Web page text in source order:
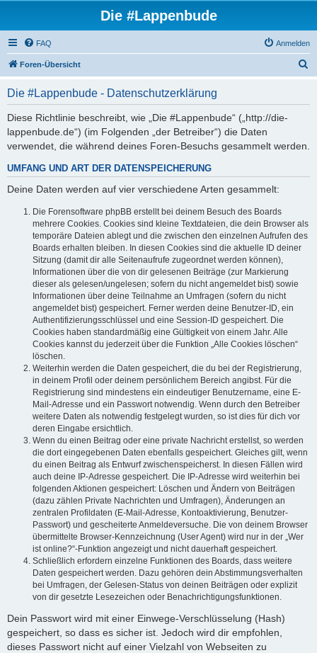
Die #Lappenbude
FAQ Anmelden
Foren-Übersicht
Die #Lappenbude - Datenschutzerklärung
Diese Richtlinie beschreibt, wie „Die #Lappenbude“ („http://die-
lappenbude.de“) (im Folgenden „der Betreiber“) die Daten
verwendet, die während deines Foren-Besuchs gesammelt werden.
UMFANG UND ART DER DATENSPEICHERUNG
Deine Daten werden auf vier verschiedene Arten gesammelt:
Die Forensoftware phpBB erstellt bei deinem Besuch des Boards
mehrere Cookies. Cookies sind kleine Textdateien, die dein Browser als
temporäre Dateien ablegt und die zwischen den einzelnen Aufrufen des
Boards erhalten bleiben. In diesen Cookies sind die aktuelle ID deiner
Sitzung (damit dir alle Seitenaufrufe zugeordnet werden können),
Informationen über die von dir gelesenen Beiträge (zur Markierung
dieser als gelesen/ungelesen; sofern du nicht angemeldet bist) sowie
Informationen über deine Teilnahme an Umfragen (sofern du nicht
angemeldet bist) gespeichert. Ferner werden deine Benutzer-ID, ein
Authentifizierungsschlüssel und eine Session-ID gespeichert. Die
Cookies haben standardmäßig eine Gültigkeit von einem Jahr. Alle
Cookies kannst du jederzeit über die Funktion „Alle Cookies löschen“
löschen.
Weiterhin werden die Daten gespeichert, die du bei der Registrierung,
in deinem Profil oder deinem persönlichem Bereich angibst. Für die
Registrierung sind mindestens ein eindeutiger Benutzername, eine E-
Mail-Adresse und ein Passwort notwendig. Wenn durch den Betreiber
weitere Daten als notwendig festgelegt wurden, so ist dies für dich vor
deren Eingabe ersichtlich.
Wenn du einen Beitrag oder eine private Nachricht erstellst, so werden
die dort eingegebenen Daten ebenfalls gespeichert. Gleiches gilt, wenn
du einen Beitrag als Entwurf zwischenspeicherst. In diesen Fällen wird
auch deine IP-Adresse gespeichert. Die IP-Adresse wird weiterhin bei
folgenden Aktionen gespeichert: Löschen und Ändern von Beiträgen
(dazu zählen Private Nachrichten und Umfragen), Änderungen an
zentralen Profildaten (E-Mail-Adresse, Kontoaktivierung, Benutzer-
Passwort) und gescheiterte Anmeldeversuche. Die von deinem Browser
übermittelte Browser-Kennzeichnung (User Agent) wird nur in der „Wer
ist online?“-Funktion angezeigt und nicht dauerhaft gespeichert.
Schließlich erfordern einzelne Funktionen des Boards, dass weitere
Daten gespeichert werden. Dazu gehören dein Abstimmungsverhalten
bei Umfragen, der Gelesen-Status von deinen Beiträgen oder explizit
von dir gesetzte Lesezeichen oder Benachrichtigungsfunktionen.
Dein Passwort wird mit einer Einwege-Verschlüsselung (Hash)
gespeichert, so dass es sicher ist. Jedoch wird dir empfohlen,
dieses Passwort nicht auf einer Vielzahl von Webseiten zu